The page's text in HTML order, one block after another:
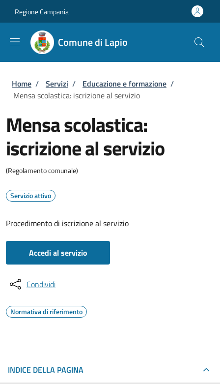
Regione Campania
Comune di Lapio
Briciole di pane
Home / Servizi / Educazione e formazione /
Mensa scolastica: iscrizione al servizio
Mensa scolastica:
iscrizione al servizio
(Regolamento comunale)
Servizio attivo
Procedimento di iscrizione al servizio
Accedi al servizio
Condividi
Normativa di riferimento
INDICE DELLA PAGINA